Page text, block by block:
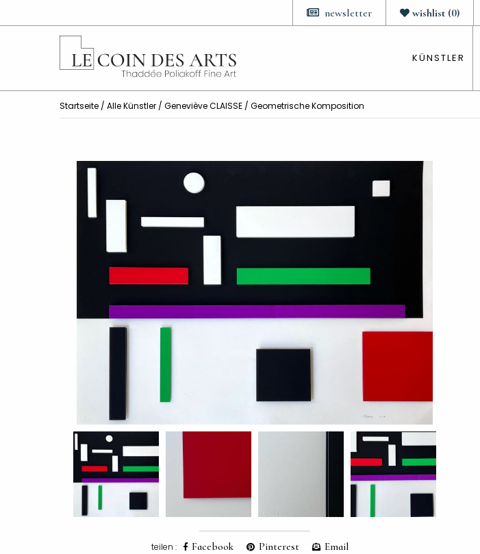
wishlist (0)
newsletter
KÜNSTLER
Startseite / Alle Künstler / Geneviève CLAISSE / Geometrische Komposition
teilen : Facebook Pinterest Email